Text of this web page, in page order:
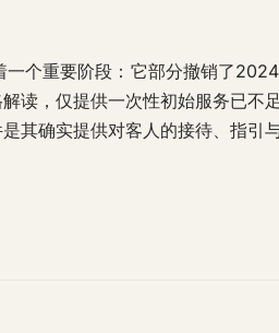
一个重要阶段：它部分撤销了
读 ，仅提供一次性初始服务已不
其确实提供对客人的接待、指引